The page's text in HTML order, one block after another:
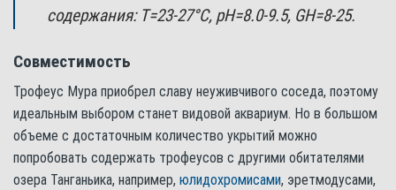
содержания: Т=23-27°С, pH=8.0-9.5, GH=8-25.
Совместимость
Трофеус Мура приобрел славу неуживчивого соседа, поэтому
идеальным выбором станет видовой аквариум. Но в большом
объеме с достаточным количество укрытий можно
попробовать содержать трофеусов с другими обитателями
озера Танганьика, например, юлидохромисами, эретмодусами,